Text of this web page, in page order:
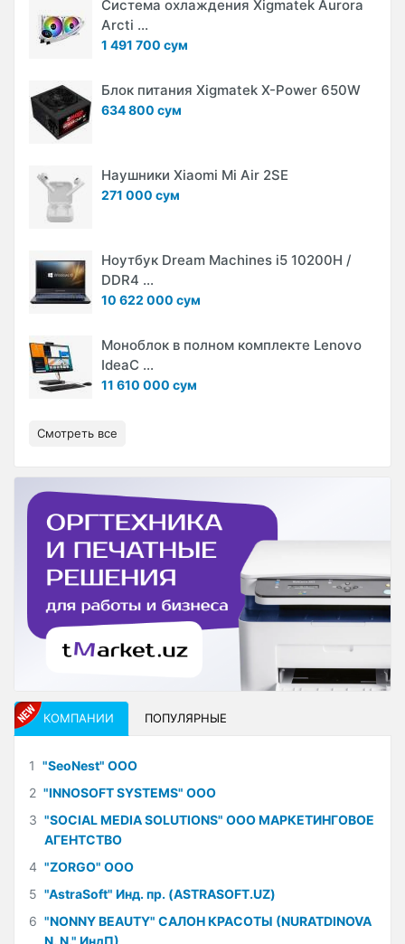
Система охлаждения Xigmatek Aurora
Arcti ...
1 491 700 сум
Блок питания Xigmatek X-Power 650W
634 800 сум
Наушники Xiaomi Mi Air 2SE
271 000 сум
Ноутбук Dream Machines i5 10200H /
DDR4 ...
10 622 000 сум
Моноблок в полном комплекте Lenovo
IdeaC ...
11 610 000 сум
Смотреть все
КОМПАНИИ ПОПУЛЯРНЫЕ
1 "SeoNest" ООО
2 "INNOSOFT SYSTEMS" ООО
3 "SOCIAL MEDIA SOLUTIONS" ООО МАРКЕТИНГОВОЕ
АГЕНТСТВО
4 "ZORGO" ООО
5 "AstraSoft" Инд. пр. (ASTRASOFT.UZ)
6 "NONNY BEAUTY" САЛОН КРАСОТЫ (NURATDINOVA
N. N." ИндП)